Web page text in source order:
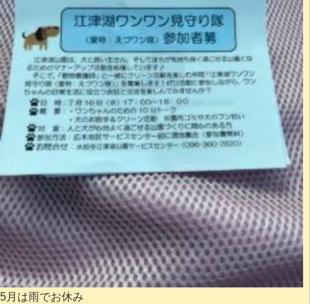
5月は雨でお休み